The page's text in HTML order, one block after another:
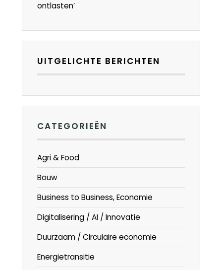
ontlasten’
UITGELICHTE BERICHTEN
CATEGORIEËN
Agri & Food
Bouw
Business to Business, Economie
Digitalisering / AI / Innovatie
Duurzaam / Circulaire economie
Energietransitie